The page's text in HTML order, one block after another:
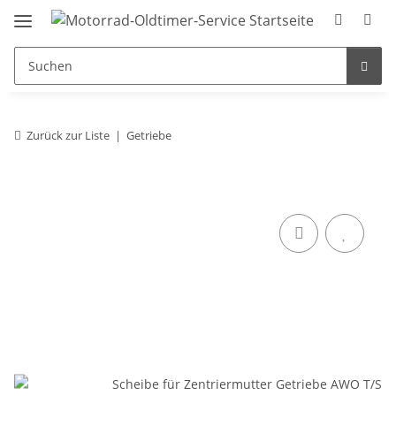
Zurück zur Liste Getriebe